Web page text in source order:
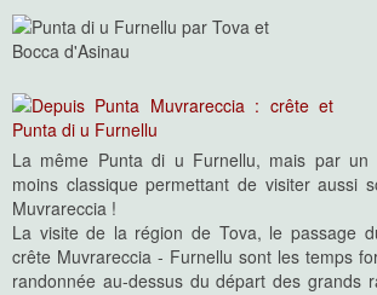
La même Punta di u Furnellu, mais par un
moins classique permettant de visiter aussi
Muvrareccia !
La visite de la région de Tova, le passage
crête Muvrareccia - Furnellu sont les temps
randonnée au-dessus du départ des grands